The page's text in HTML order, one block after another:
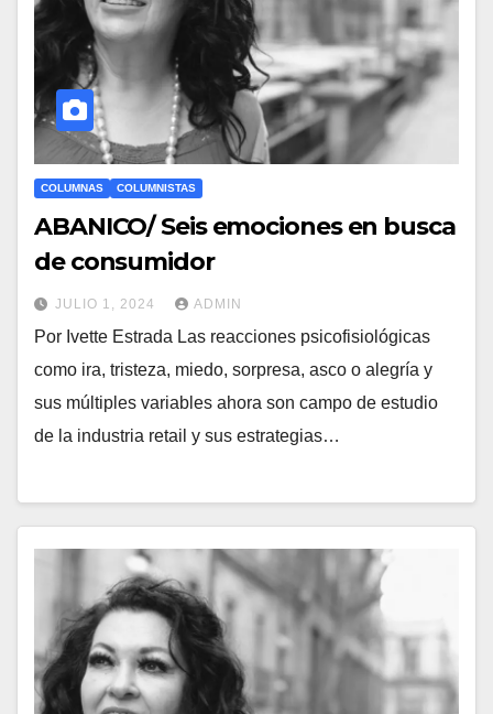
COLUMNAS COLUMNISTAS
ABANICO/ Seis emociones en busca
de consumidor
JULIO 1, 2024 ADMIN
Por Ivette Estrada Las reacciones psicofisiológicas
como ira, tristeza, miedo, sorpresa, asco o alegría y
sus múltiples variables ahora son campo de estudio
de la industria retail y sus estrategias…